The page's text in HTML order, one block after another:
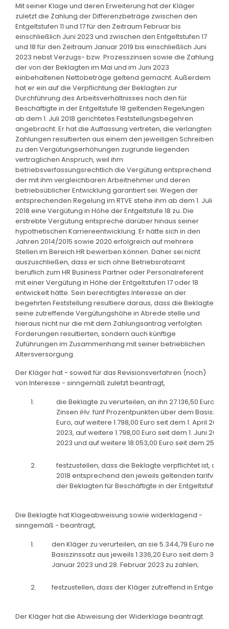
Mit seiner Klage und deren Erweiterung hat der Kläger
zuletzt die Zahlung der Differenzbeträge zwischen den
Entgeltstufen 11 und 17 für den Zeitraum Februar bis
einschließlich Juni 2023 und zwischen den Entgeltstufen 17
und 18 für den Zeitraum Januar 2019 bis einschließlich Juni
2023 nebst Verzugs- bzw. Prozesszinsen sowie die Zahlung
der von der Beklagten im Mai und im Juni 2023
einbehaltenen Nettobeträge geltend gemacht. Außerdem
hat er ein auf die Verpflichtung der Beklagten zur
Durchführung des Arbeitsverhältnisses nach den für
Beschäftigte in der Entgeltstufe 18 geltenden Regelungen
ab dem 1. Juli 2018 gerichtetes Feststellungsbegehren
angebracht. Er hat die Auffassung vertreten, die verlangten
Zahlungen resultierten aus einem den jeweiligen Schreiben
zu den Vergütungserhöhungen zugrunde liegenden
vertraglichen Anspruch, weil ihm
betriebsverfassungsrechtlich die Vergütung entsprechend
der mit ihm vergleichbaren Arbeitnehmer und deren
betriebsüblicher Entwicklung garantiert sei. Wegen der
entsprechenden Regelung im RTVE stehe ihm ab dem 1. Juli
2018 eine Vergütung in Höhe der Entgeltstufe 18 zu. Die
erstrebte Vergütung entspreche darüber hinaus seiner
hypothetischen Karriereentwicklung. Er hätte sich in den
Jahren 2014/2015 sowie 2020 erfolgreich auf mehrere
Stellen im Bereich HR bewerben können. Daher sei nicht
auszuschließen, dass er sich ohne Betriebsratsamt
beruflich zum HR Business Partner oder Personalreferent
mit einer Vergütung in Höhe der Entgeltstufen 17 oder 18
entwickelt hätte. Sein berechtigtes Interesse an der
begehrten Feststellung resultiere daraus, dass die Beklagte
seine zutreffende Vergütungshöhe in Abrede stelle und
hieraus nicht nur die mit dem Zahlungsantrag verfolgten
Forderungen resultierten, sondern auch künftige
Zuführungen im Zusammenhang mit seiner betrieblichen
Altersversorgung.
Der Kläger hat - soweit für das Revisionsverfahren (noch)
von Interesse - sinngemäß zuletzt beantragt,
1.
die Beklagte zu verurteilen, an ihn 27.136,50 Euro
Zinsen iHv. fünf Prozentpunkten über dem
Euro, auf weitere 1.798,00 Euro seit dem 1. April
2023, auf weitere 1.798,00 Euro seit dem 1. Juni
2023 und auf weitere 18.053,00 Euro seit dem 25.
2.
festzustellen, dass die Beklagte verpflichtet ist, das
2018 entsprechend den jeweils geltenden
der Beklagten für Beschäftigte in der Entgeltstufe 18
Die Beklagte hat Klageabweisung sowie widerklagend -
sinngemäß - beantragt,
1.
den Kläger zu verurteilen, an sie 5.344,79 Euro
Basiszinssatz aus jeweils 1.336,20 Euro seit dem 30.
Januar 2023 und 28. Februar 2023 zu zahlen;
2. festzustellen, dass der Kläger zutreffend in
Der Kläger hat die Abweisung der Widerklage beantragt.